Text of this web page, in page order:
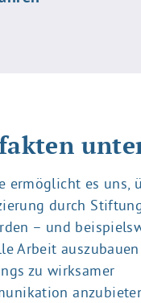
ermöglicht es uns,
durch
– und
Arbeit
zu wirksamer